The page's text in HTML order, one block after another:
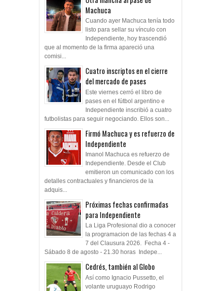
Machuca
Cuando ayer Machuca tenía todo
listo para sellar su vínculo con
Independiente, hoy trascendió
que al momento de la firma apareció una
comisi...
Cuatro inscriptos en el cierre
del mercado de pases
Este viernes cerró el libro de
pases en el fútbol argentino e
Independiente inscribió a cuatro
futbolistas para seguir negociando. Ellos son...
Firmó Machuca y es refuerzo de
Independiente
Imanol Machuca es refuerzo de
Independiente. Desde el Club
emitieron un comunicado con los
detalles contractuales y financieros de la
adquis...
Próximas fechas confirmadas
para Independiente
La Liga Profesional dio a conocer
la programacion de las fechas 4 a
7 del Clausura 2026. Fecha 4 -
Sábado 8 de agosto - 21.30 horas Indepe...
Cedrés, también al Globo
Así como Ignacio Pussetto, el
volante uruguayo Rodrigo